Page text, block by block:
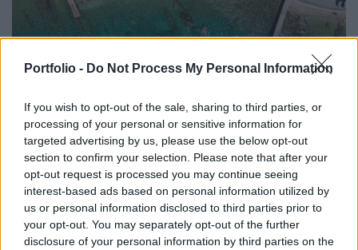
Portfolio - Do Not Process My Personal Information
If you wish to opt-out of the sale, sharing to third parties, or
processing of your personal or sensitive information for
targeted advertising by us, please use the below opt-out
section to confirm your selection. Please note that after your
opt-out request is processed you may continue seeing
interest-based ads based on personal information utilized by
us or personal information disclosed to third parties prior to
your opt-out. You may separately opt-out of the further
disclosure of your personal information by third parties on the
ÜZLET
óriási baj lehet ősszel
33 fokos vízben fürdenek Mallorcánál.
PORTFOLIO BLOGGER
RSM BLOG
2026-os nyári adóváltozások: fontos változások, de
ez még csak a kezdet